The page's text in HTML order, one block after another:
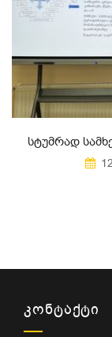
ᲡᲢᲣᲛᲠᲐᲓ
ᲙᲝᲜᲢᲐᲥᲢᲘ